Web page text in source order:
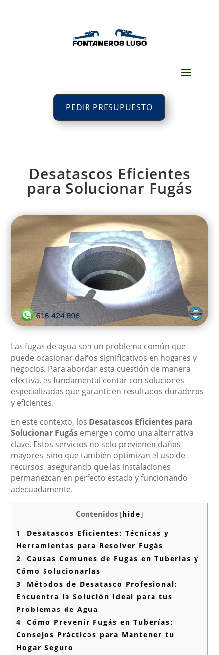
PEDIR PRESUPUESTO
Desatascos Eficientes
para Solucionar Fugás
Las fugas de agua son un problema común que
puede ocasionar daños significativos en hogares y
negocios. Para abordar esta cuestión de manera
efectiva, es fundamental contar con soluciones
especializadas que garanticen resultados duraderos
y eficientes.
En este contexto, los Desatascos Eficientes para
Solucionar Fugás emergen como una alternativa
clave. Estos servicios no solo previenen daños
mayores, sino que también optimizan el uso de
recursos, asegurando que las instalaciones
permanezcan en perfecto estado y funcionando
adecuadamente.
Contenidos [hide]
1. Desatascos Eficientes: Técnicas y
Herramientas para Resolver Fugás
2. Causas Comunes de Fugás en Tuberías y
Cómo Solucionarlas
3. Métodos de Desatasco Profesional:
Encuentra la Solución Ideal para tus
Problemas de Agua
4. Cómo Prevenir Fugás en Tuberías:
Consejos Prácticos para Mantener tu
Hogar Seguro